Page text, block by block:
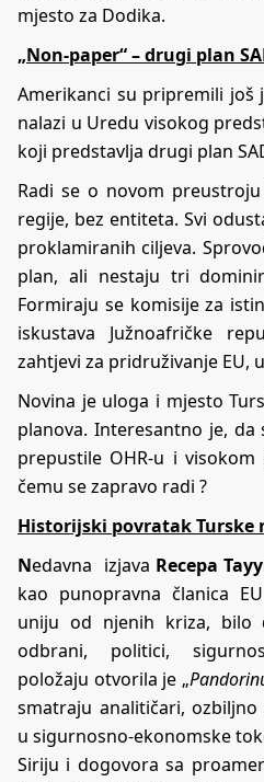
mjesto za Dodika.
„Non-paper“ – drugi plan
Amerikanci su pripremili još
nalazi u Uredu visokog
koji predstavlja drugi plan
Radi se o novom
regije, bez entiteta. Svi
proklamiranih ciljeva.
plan, ali nestaju tri
Formiraju se komisije za
iskustava Južnoafričke
zahtjevi za pridruživanje EU,
Novina je uloga i mjesto
planova. Interesantno je,
prepustile OHR-u i
čemu se zapravo radi ?
Historijski povratak Turske
Nedavna izjava Recepa
kao punopravna članica
uniju od njenih kriza, bilo
odbrani, politici,
položaju otvorila je „
smatraju analitičari,
u sigurnosno-ekonomske
Siriju i dogovora sa